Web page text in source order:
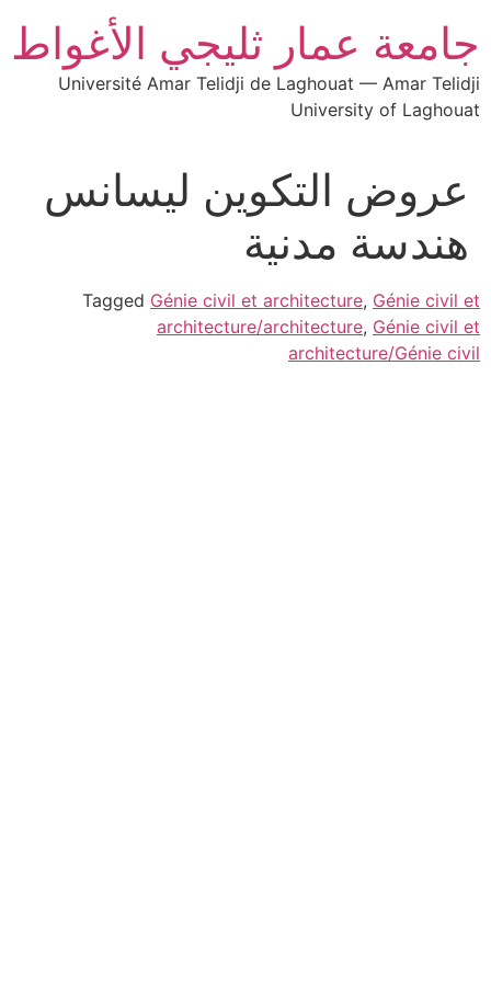
جامعة عمار ثليجي الأغواط
Université Amar Telidji de Laghouat — Amar Telidji
University of Laghouat
عروض التكوين ليسانس
هندسة مدنية
Tagged Génie civil et architecture, Génie civil et
architecture/architecture, Génie civil et
architecture/Génie civil